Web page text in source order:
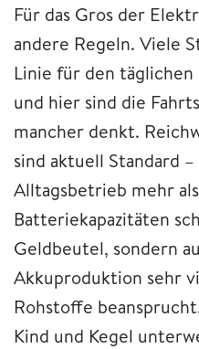
Für das Gros der
andere Regeln. Viele
Linie für den
und hier sind die
mancher denkt.
sind aktuell Standard
Alltagsbetrieb mehr
Batteriekapazitäten
Geldbeutel, sondern
Akkuproduktion sehr
Rohstoffe
Kind und Kegel